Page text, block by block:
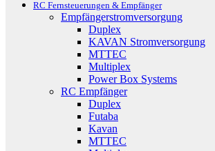
RC Fernsteuerungen & Empfänger
Empfängerstromversorgung
Duplex
KAVAN Stromversorgung
MTTEC
Multiplex
Power Box Systems
RC Empfänger
Duplex
Futaba
Kavan
MTTEC